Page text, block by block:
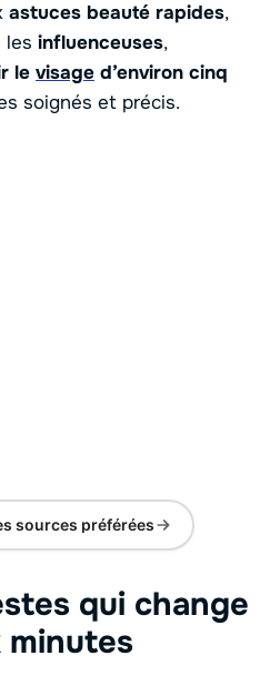
astuces beauté rapides,
les influenceuses,
le visage d’environ cinq
soignés et précis.
sources préférées
qui change